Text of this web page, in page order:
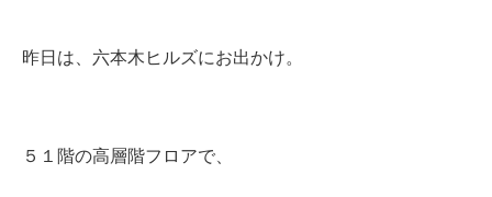
昨日は、六本木ヒルズにお出かけ。
５１階の高層階フロアで、